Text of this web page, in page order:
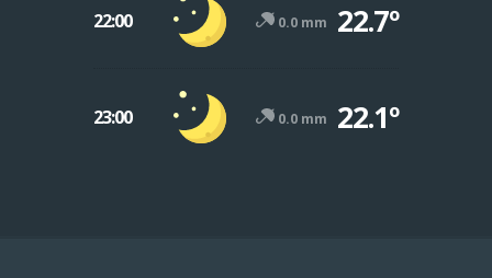
22:00 0.0 mm 22.7º
23:00 0.0 mm 22.1º